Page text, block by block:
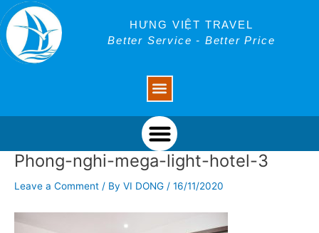
Skip
to
content
HƯNG VIỆT TRAVEL
Better Service - Better Price
Menu
Phong-nghi-mega-light-hotel-3
Leave a Comment / By VI DONG / 16/11/2020
Post
navigation